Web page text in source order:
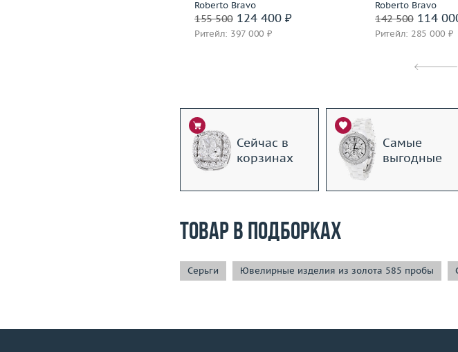
Roberto Bravo
155 500124 400 ₽
Ритейл: 397 000 ₽
Roberto Bravo
142 500114
Ритейл: 285 000 ₽
Сейчас в
корзинах
Самые
выгодные
Товар в подборках
Серьги Ювелирные изделия из золота 585 пробы